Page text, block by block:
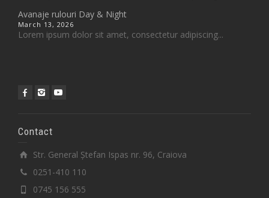
Avanaje rulouri Day & Night
March 13, 2026
Lorem ipsum dolor sit amet, consectetur adipiscing...
Contact
Str. General Ștefan Ispas nr. 96, Craiova
0251-410 110
0745 156 555